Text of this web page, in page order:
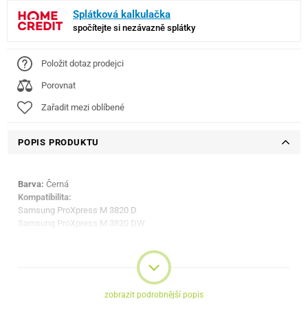
Splátková kalkulačka
spočítejte si nezávazně splátky
Položit dotaz prodejci
Porovnat
Zařadit mezi oblíbené
POPIS PRODUKTU
Barva: Černá
Kompatibilita:
Samsung ProXpress M 3820 D
Samsung ProXpress M 3820 DW
Samsung ProXpress M 3870 FW
Samsung ProXpress M 4020 ND
Samsung ProXpress M 4020 NX
zobrazit podrobnější popis